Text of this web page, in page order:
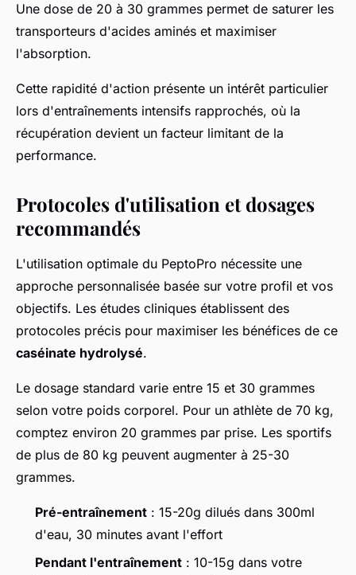
Une dose de 20 à 30 grammes permet de saturer les
transporteurs d'acides aminés et maximiser
l'absorption.
Cette rapidité d'action présente un intérêt particulier
lors d'entraînements intensifs rapprochés, où la
récupération devient un facteur limitant de la
performance.
Protocoles d'utilisation et dosages
recommandés
L'utilisation optimale du PeptoPro nécessite une
approche personnalisée basée sur votre profil et vos
objectifs. Les études cliniques établissent des
protocoles précis pour maximiser les bénéfices de ce
caséinate hydrolysé.
Le dosage standard varie entre 15 et 30 grammes
selon votre poids corporel. Pour un athlète de 70 kg,
comptez environ 20 grammes par prise. Les sportifs
de plus de 80 kg peuvent augmenter à 25-30
grammes.
Pré-entraînement : 15-20g dilués dans 300ml
d'eau, 30 minutes avant l'effort
Pendant l'entraînement : 10-15g dans votre